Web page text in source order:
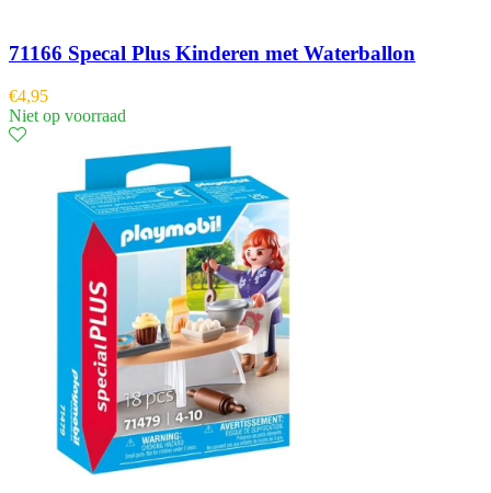
71166 Specal Plus Kinderen met Waterballon
€4,95
Niet op voorraad